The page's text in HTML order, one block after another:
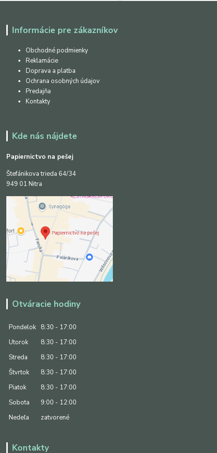
Informácie pre zákazníkov
Obchodné podmienky
Reklamácie
Doprava a platba
Ochrana osobných údajov
Predajňa
Kontakty
Kde nás nájdete
Papiernictvo na pešej
Štefánikova trieda 64/34
949 01 Nitra
Otváracie hodiny
Pondelok
8:30 - 17:00
Utorok
8:30 - 17:00
Streda
8:30 - 17:00
Štvrtok
8:30 - 17:00
Piatok
8:30 - 17:00
Sobota
9:00 - 12:00
Nedeľa
zatvorené
Kontakty